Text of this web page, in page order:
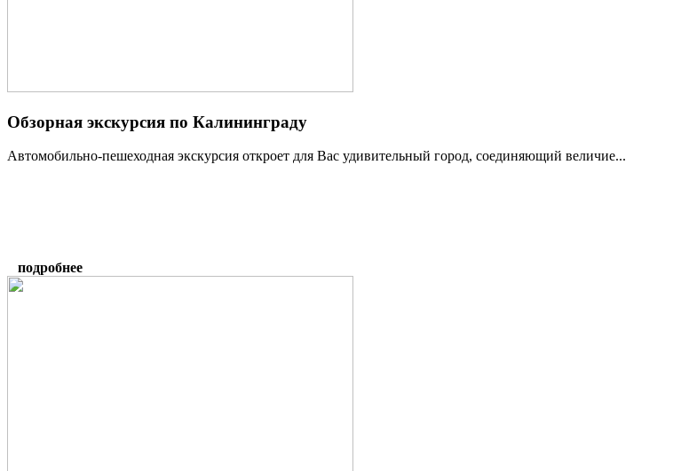
Обзорная экскурсия по Калининграду
Автомобильно-пешеходная экскурсия откроет для Вас удивительный город, соединяющий величие...
подробнее